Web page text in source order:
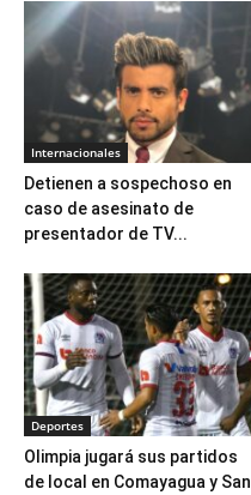
Internacionales
Detienen a sospechoso en
caso de asesinato de
presentador de TV...
Deportes
Olimpia jugará sus partidos
de local en Comayagua y San